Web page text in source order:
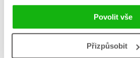
Povolit vše
Přizpůsobit